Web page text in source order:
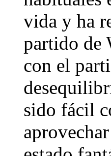
vida y ha
partido de
con el
sido fácil